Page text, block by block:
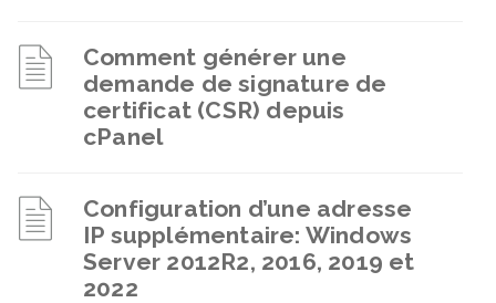
Comment générer une
demande de signature de
certificat (CSR) depuis
cPanel
Configuration d’une adresse
IP supplémentaire: Windows
Server 2012R2, 2016, 2019 et
2022